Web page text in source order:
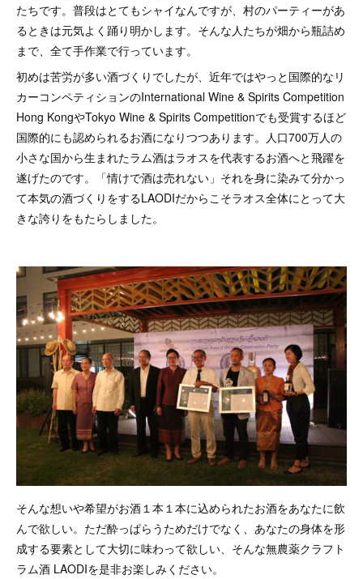
たちです。普段はとてもシャイなんですが、村のパーティーがあ
るときは元気よく踊り明かします。そんな人たちが畑から瓶詰め
まで、全て手作業で行っています。
初めは苦労が多い酒づくりでしたが、近年ではやっと国際的なリ
カーコンペティションのInternational Wine & Spirits Competition
Hong KongやTokyo Wine & Spirits Competitionでも受賞するほど
国際的にも認められるお酒になりつつあります。人口700万人の
小さな国から生まれたラム酒はラオスを代表するお酒へと飛躍を
遂げたのです。「情けで酒は売れない」それを身に染みて分かっ
て本気の酒づくりをするLAODIだからこそラオス全体にとって大
きな誇りをもたらしました。
そんな想いや希望がお酒１本１本に込められたお酒をあなたに飲
んで欲しい。ただ酔っぱらうためだけでなく、あなたの身体を形
成する要素として大切に味わって欲しい、そんな無農薬クラフト
ラム酒 LAODIを是非お楽しみください。